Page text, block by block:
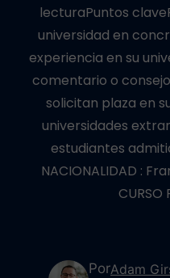
lecturaPuntos
universidad en
experiencia en su
comentario o
solicitan plaza en
universidades
estudiantes
NACIONALIDAD :
CURSO
PorAdam